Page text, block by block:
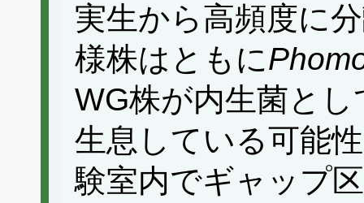
実生から高頻度に
様株はともに
WG株が内生菌と
生息している可能
験室内でギャップ